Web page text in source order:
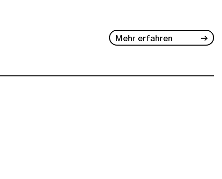
Mehr erfahren